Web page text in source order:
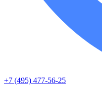
+7 (495) 477-56-25